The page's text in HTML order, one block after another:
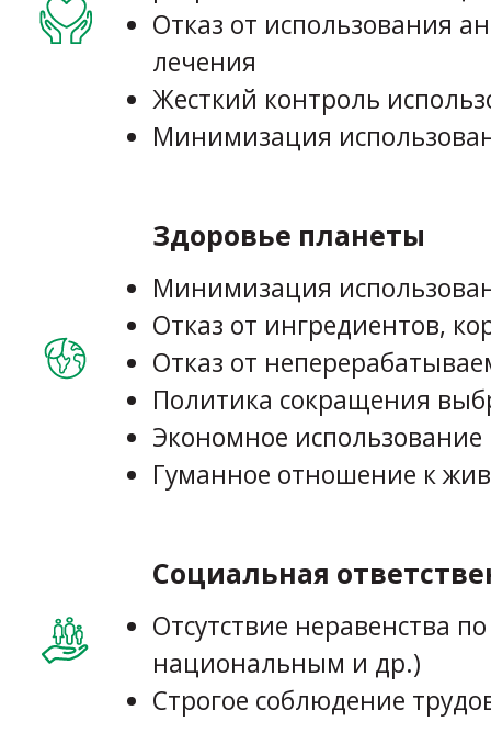
Отказ от использования
лечения
Жесткий контроль
Минимизация
Здоровье планеты
Минимизация
Отказ от ингредиентов,
Отказ от
Политика сокращения
Экономное
Гуманное отношение к
Социальная
Отсутствие неравенства
национальным и др.)
Строгое соблюдение